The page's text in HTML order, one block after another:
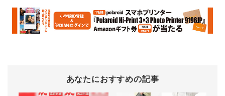
あなたにおすすめの記事